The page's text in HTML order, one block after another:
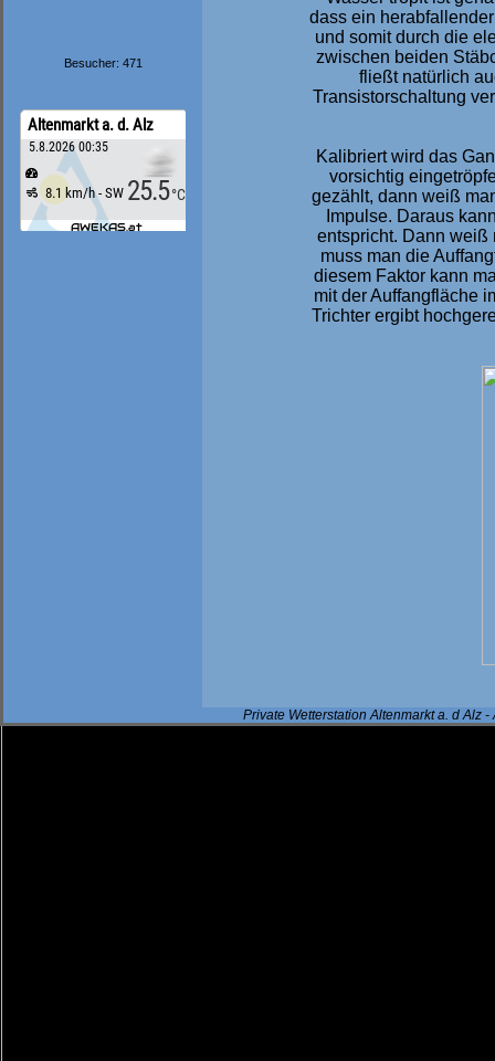
Besucher: 471
dass ein
und somit durch die
zwischen beiden
fließt natürlich
Transistorschaltung
Kalibriert wird das
vorsichtig
gezählt, dann weiß
Impulse. Daraus
entspricht. Dann weiß
muss man die
diesem Faktor kann
mit der Auffangfläche
Trichter ergibt
Private Wetterstation Altenmarkt a. d